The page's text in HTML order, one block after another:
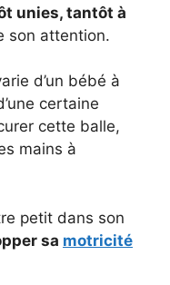
unies, tantôt à
son attention.
d’un bébé à
certaine
cette balle,
mains à
petit dans son
sa motricité